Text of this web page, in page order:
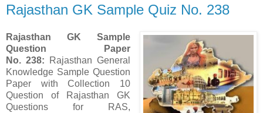
Rajasthan GK Sample Quiz No. 238
Rajasthan GK Sample
Question Paper
No. 238: Rajasthan General
Knowledge Sample Question
Paper with Collection 10
Question of Rajasthan GK
Questions for RAS,